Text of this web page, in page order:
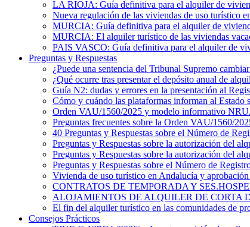
LA RIOJA: Guía definitiva para el alquiler de
Nueva regulación de las viviendas de uso turístico
MURCIA: Guía definitiva para el alquiler de
MURCIA: El alquiler turístico de las viviendas
PAIS VASCO: Guía definitiva para el alquiler de
Preguntas y Respuestas
¿Puede una sentencia del Tribunal Supremo
¿Qué ocurre tras presentar el depósito anual de
Guía N2: dudas y errores en la presentación al
Cómo y cuándo las plataformas informan al Estado
Orden VAU/1560/2025 y modelo informativo
Preguntas frecuentes sobre la Orden VAU/1560/
40 Preguntas y Respuestas sobre el Número de
Preguntas y Respuestas sobre la autorización del
Preguntas y Respuestas sobre la autorización del
Preguntas y Respuestas sobre el Número de
Vivienda de uso turístico en Andalucía y
CONTRATOS DE TEMPORADA Y
ALOJAMIENTOS DE ALQUILER DE CORTA
El fin del alquiler turístico en las comunidades de
Consejos Prácticos